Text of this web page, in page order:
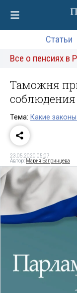
Статьи
Все о пенсиях в
Таможня
Тема: Какие
23.05.2020 05:07
Автор: Мария Багринцева